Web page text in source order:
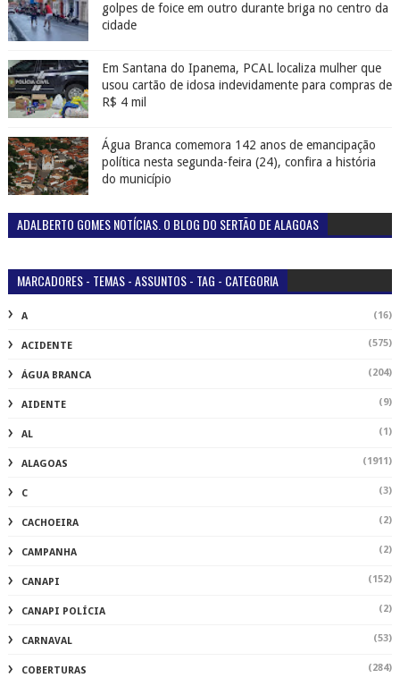
golpes de foice em outro durante briga no centro da
cidade
Em Santana do Ipanema, PCAL localiza mulher que
usou cartão de idosa indevidamente para compras de
R$ 4 mil
Água Branca comemora 142 anos de emancipação
política nesta segunda-feira (24), confira a história
do município
ADALBERTO GOMES NOTÍCIAS. O BLOG DO SERTÃO DE ALAGOAS
MARCADORES - TEMAS - ASSUNTOS - TAG - CATEGORIA
A (16)
ACIDENTE (575)
ÁGUA BRANCA (204)
AIDENTE (9)
AL (1)
ALAGOAS (1911)
C (3)
CACHOEIRA (2)
CAMPANHA (2)
CANAPI (152)
CANAPI POLÍCIA (2)
CARNAVAL (53)
COBERTURAS (284)